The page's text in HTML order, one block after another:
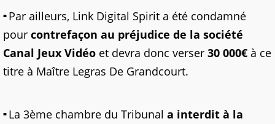
Par ailleurs, Link Digital Spirit a été condamné
pour contrefaçon au préjudice de la société
Canal Jeux Vidéo et devra donc verser 30 000€ à ce
titre à Maître Legras De Grandcourt.
La 3ème chambre du Tribunal a interdit à la